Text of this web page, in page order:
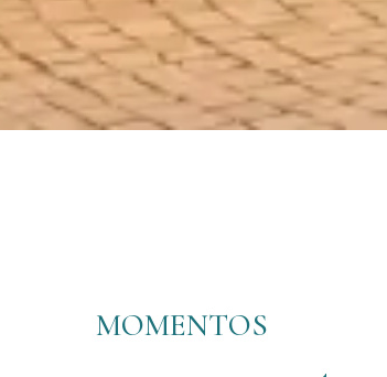
MOMENTOS